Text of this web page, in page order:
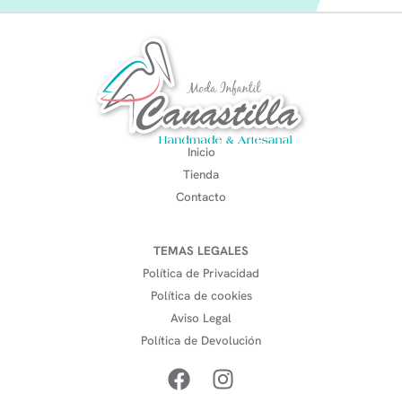
Inicio
Tienda
Contacto
TEMAS LEGALES
Política de Privacidad
Política de cookies
Aviso Legal
Política de Devolución